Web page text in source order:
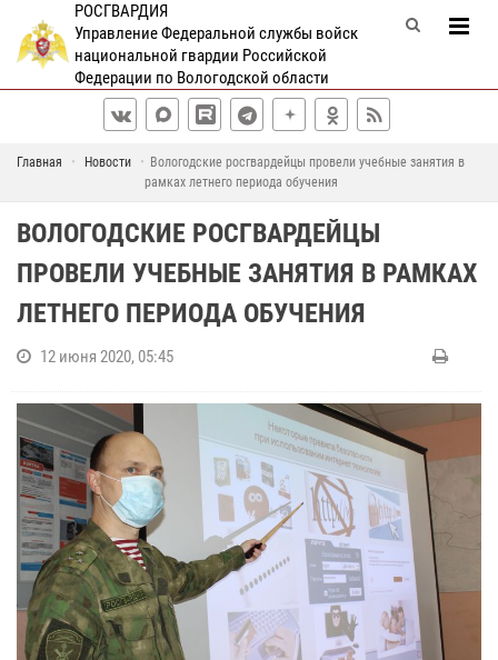
РОСГВАРДИЯ
Управление Федеральной службы войск
национальной гвардии Российской
Федерации по Вологодской области
Главная Новости
Вологодские росгвардейцы провели учебные занятия в
рамках летнего периода обучения
ВОЛОГОДСКИЕ РОСГВАРДЕЙЦЫ
ПРОВЕЛИ УЧЕБНЫЕ ЗАНЯТИЯ В РАМКАХ
ЛЕТНЕГО ПЕРИОДА ОБУЧЕНИЯ
12 июня 2020, 05:45